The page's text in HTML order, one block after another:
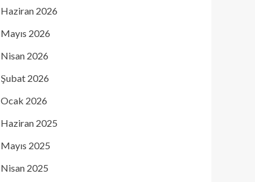
Haziran 2026
Mayıs 2026
Nisan 2026
Şubat 2026
Ocak 2026
Haziran 2025
Mayıs 2025
Nisan 2025